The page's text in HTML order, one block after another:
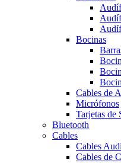
Bocinas
Cables de
Micrófonos
Tarjetas de
Bluetooth
Cables
Cables
Cables de